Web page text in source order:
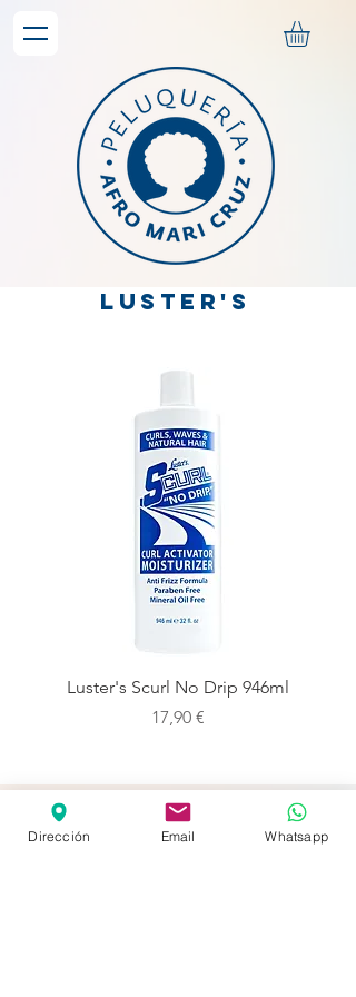
luster's
Luster's Scurl No Drip 946ml
Precio
17,90 €
C/ Carolinas, 1
Dirección Email Whatsapp